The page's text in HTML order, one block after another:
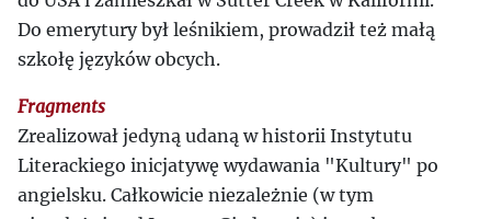
Do emerytury był leśnikiem, prowadził też małą
szkołę języków obcych.
Fragments
Zrealizował jedyną udaną w historii Instytutu
Literackiego inicjatywę wydawania "Kultury" po
angielsku. Całkowicie niezależnie (w tym